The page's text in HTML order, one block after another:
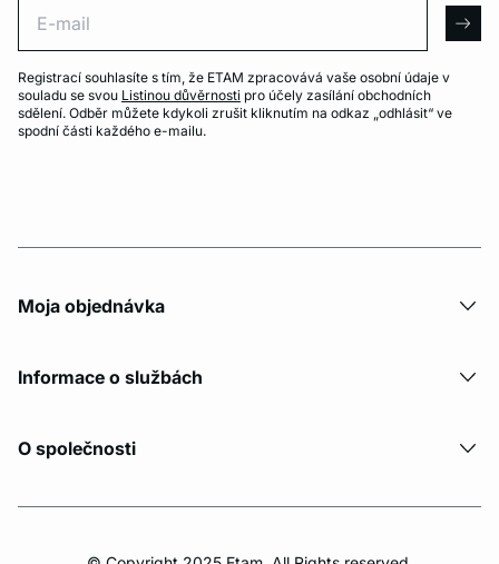
Registrací souhlasíte s tím, že ETAM zpracovává vaše osobní údaje v
souladu se svou Listinou důvěrnosti pro účely zasílání obchodních
sdělení. Odběr můžete kdykoli zrušit kliknutím na odkaz „odhlásit“ ve
spodní části každého e-mailu.
Moja objednávka
Informace o službách
O společnosti